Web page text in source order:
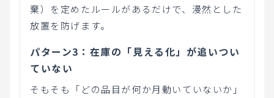
棄）を定めたルールがあるだけで、漫然とした
放置を防げます。
パターン3：在庫の「見える化」が追いつい
ていない
そもそも「どの品目が何か月動いていないか」